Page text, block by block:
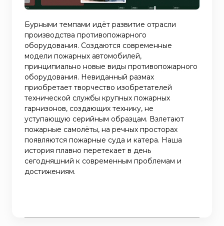
Бурными темпами идёт развитие отрасли
производства противопожарного
оборудования. Создаются современные
модели пожарных автомобилей,
принципиально новые виды противопожарного
оборудования. Невиданный размах
приобретает творчество изобретателей
технической службы крупных пожарных
гарнизонов, создающих технику, не
уступающую серийным образцам. Взлетают
пожарные самолёты, на речных просторах
появляются пожарные суда и катера. Наша
история плавно перетекает в день
сегодняшний к современным проблемам и
достижениям.